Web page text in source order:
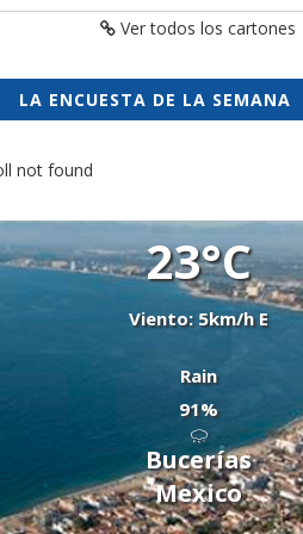
Ver todos los cartones
LA ENCUESTA DE LA SEMANA
not found
23°C
Viento: 5km/h E
Rain
91%
Bucerías
Mexico